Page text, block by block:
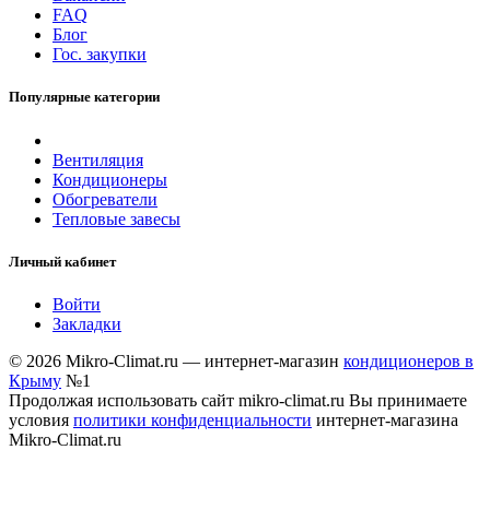
FAQ
Блог
Гос. закупки
Популярные категории
Вентиляция
Кондиционеры
Обогреватели
Тепловые завесы
Личный кабинет
Войти
Закладки
© 2026 Mikro-Climat.ru — интернет-магазин кондиционеров в
Крыму №1
Продолжая использовать сайт mikro-climat.ru Вы принимаете
условия политики конфиденциальности интернет-магазина
Mikro-Climat.ru